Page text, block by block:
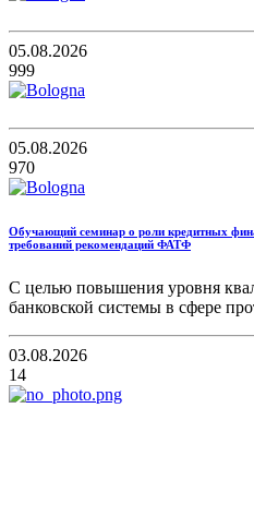
05.08.2026
999
05.08.2026
970
Обучающий семинар о роли кредитных
требований рекомендаций ФАТФ
С целью повышения уровня
банковской системы в сфере
03.08.2026
14